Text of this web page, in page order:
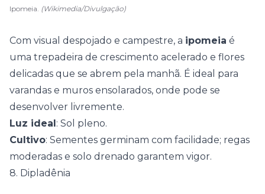
Ipomeia. (Wikimedia/Divulgação)
Com visual despojado e campestre, a ipomeia é
uma trepadeira de crescimento acelerado e flores
delicadas que se abrem pela manhã. É ideal para
varandas e muros ensolarados, onde pode se
desenvolver livremente.
Luz ideal: Sol pleno.
Cultivo: Sementes germinam com facilidade; regas
moderadas e solo drenado garantem vigor.
8. Dipladênia